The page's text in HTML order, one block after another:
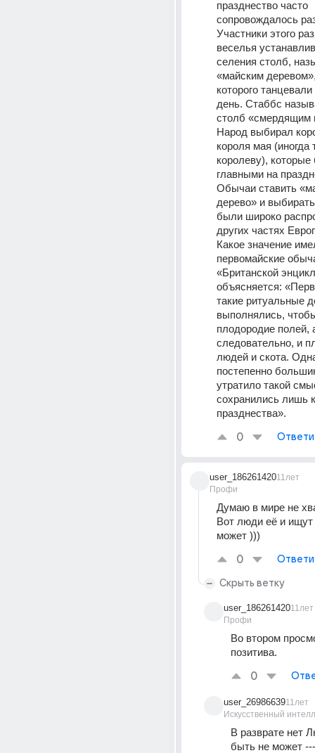
празднество часто
сопровождалось
Участники этого
веселья
селения столб,
«майским
которого
день. Стаббс
столб «смердящим
Народ выбирал
короля мая (иногда
королеву),
главными на
Обычаи ставить
дерево» и
были широко
других частях
Какое значение
первомайские
«Британской
объясняется:
такие ритуальные
выполнялись,
плодородие полей,
следовательно, и
людей и скота.
постепенно
утратило такой
сохранились лишь
празднества».
0
user_186261420
Профи
11лет
Думаю в мире не
Вот люди её и ищут
может )))
0
Скрыть ветку
user_186261420
Профи
11лет
Во втором
позитива.
0
user_26986639
Искусственный
11лет
В разврате нет
быть не может